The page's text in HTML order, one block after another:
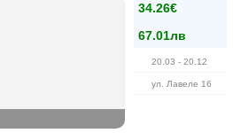
34.26€
67.01лв
20.03 - 20.12
ул. Лавеле 16